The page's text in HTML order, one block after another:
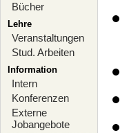
Bücher
Lehre
Veranstaltungen
Stud. Arbeiten
Information
Intern
Konferenzen
Externe
Jobangebote